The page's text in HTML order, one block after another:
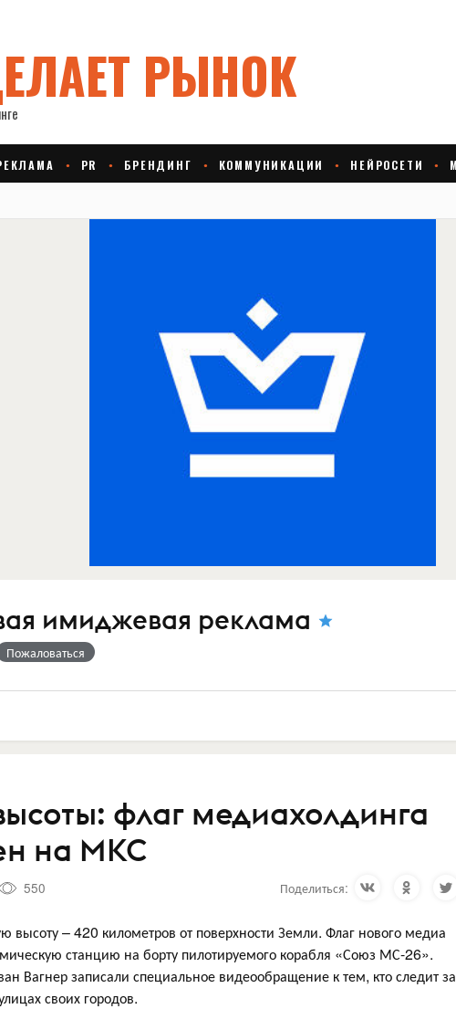
имиджевая реклама
Пожаловаться
флаг медиахолдинга
на МКС
550 Поделиться:
– 420 километров от поверхности Земли. Флаг нового медиа
станцию на борту пилотируемого корабля «Союз МС-26».
Вагнер записали специальное видеообращение к тем, кто следит за
своих городов.